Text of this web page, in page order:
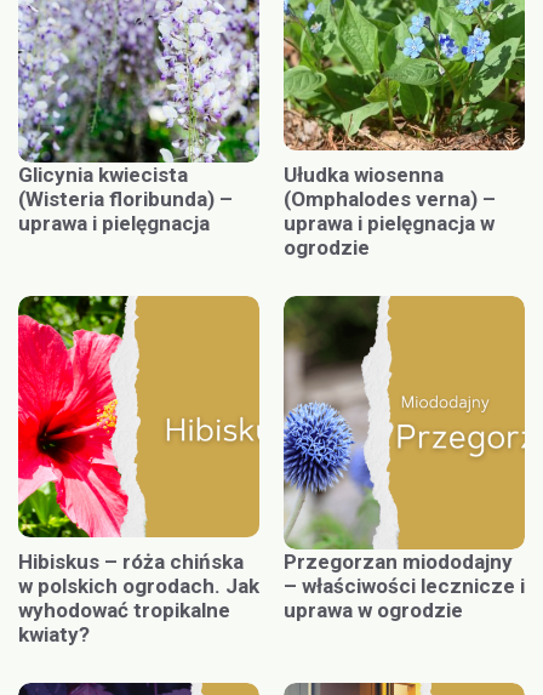
Glicynia kwiecista
(Wisteria floribunda) –
uprawa i pielęgnacja
Ułudka wiosenna
(Omphalodes verna) –
uprawa i pielęgnacja w
ogrodzie
Hibiskus – róża chińska
w polskich ogrodach. Jak
wyhodować tropikalne
kwiaty?
Przegorzan miododajny
– właściwości lecznicze i
uprawa w ogrodzie